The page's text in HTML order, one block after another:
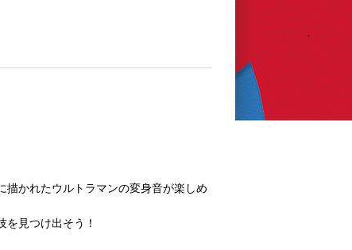
描かれたウルトラマンの変身音が楽しめ
見つけ出そう！